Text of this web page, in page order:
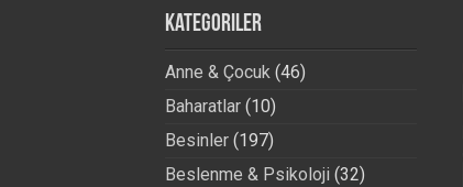
Kategoriler
Anne & Çocuk(46)
Baharatlar(10)
Besinler(197)
Beslenme & Psikoloji (32)